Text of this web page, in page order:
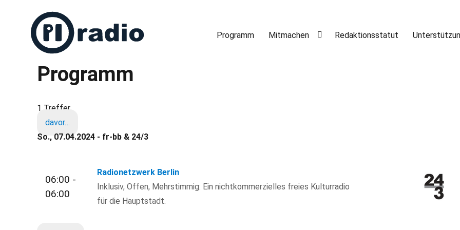
Freies Radio in Berlin
Programm Mitmachen Redaktionsstatut
Programm
1 Treffer
davor…
So., 07.04.2024 - fr-bb & 24/3
06:00 -
06:00
Radionetzwerk Berlin
Inklusiv, Offen, Mehrstimmig: Ein nichtkommerzielles freies Kulturradio
für die Hauptstadt.